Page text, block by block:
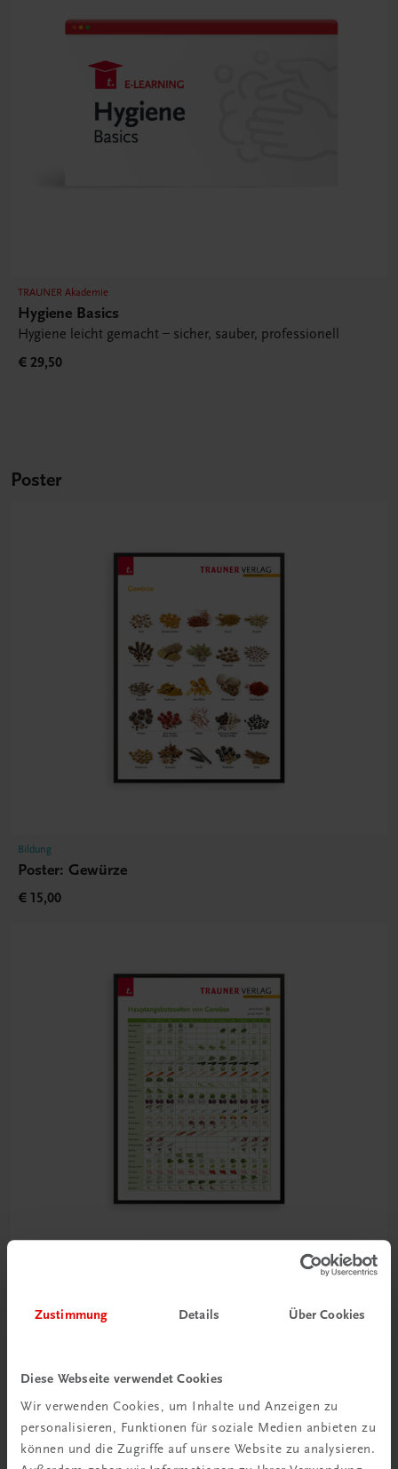
Zustimmung Details Über Cookies
Diese Webseite verwendet Cookies
Wir verwenden Cookies, um Inhalte und Anzeigen zu
personalisieren, Funktionen für soziale Medien anbieten zu
können und die Zugriffe auf unsere Website zu analysieren.
TRAUNER Akademie
Hygiene Basics
Hygiene leicht gemacht – sicher, sauber, professionell
€ 29,50
Poster
Bildung
Poster: Gewürze
€ 15,00
€ 15,00